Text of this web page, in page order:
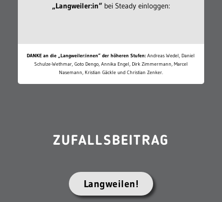
„Langweiler:in“bei Steady einloggen:
DANKE an die „Langweiler:innen“ der höheren Stufen: Andreas Wedel, Daniel
Schulze-Wethmar, Goto Dengo, Annika Engel, Dirk Zimmermann, Marcel
Nasemann, Kristian Gäckle und Christian Zenker.
ZUFALLSBEITRAG
Langweilen!